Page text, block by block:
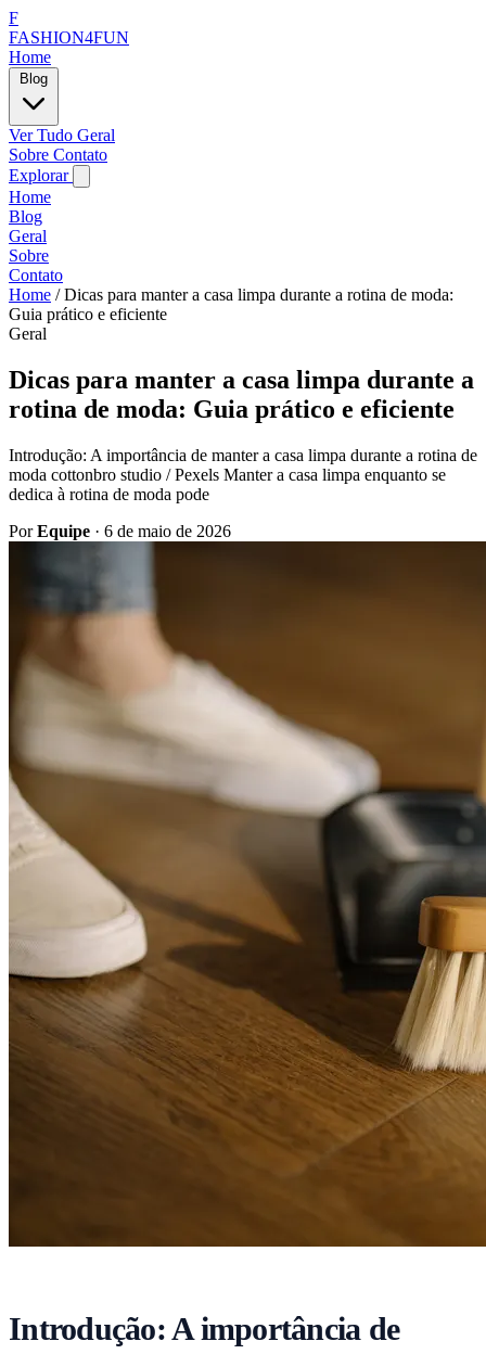
F
FASHION4FUN
Home
Ver Tudo Geral
Sobre Contato
Explorar
Home
Blog
Geral
Sobre
Contato
Home / Dicas para manter a casa limpa durante a rotina de moda:
Guia prático e eficiente
Geral
Dicas para manter a casa limpa durante a
rotina de moda: Guia prático e eficiente
Introdução: A importância de manter a casa limpa durante a rotina de
moda cottonbro studio / Pexels Manter a casa limpa enquanto se
dedica à rotina de moda pode
PorEquipe · 6 de maio de 2026
Introdução: A importância de